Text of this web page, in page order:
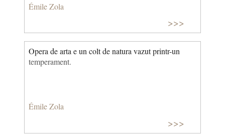
Émile Zola
>>>
Opera de arta e un colt de natura vazut printr-un
temperament.
Émile Zola
>>>